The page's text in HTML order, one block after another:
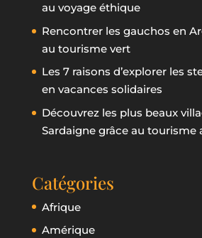
au voyage éthique
Rencontrer les gauchos en
au tourisme vert
Les 7 raisons d’explorer les
en vacances solidaires
Découvrez les plus beaux
Sardaigne grâce au tourisme
Catégories
Afrique
Amérique